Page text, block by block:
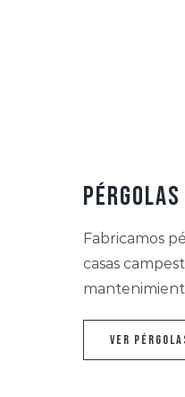
Pérgolas
Fabricamos
casas
Ver